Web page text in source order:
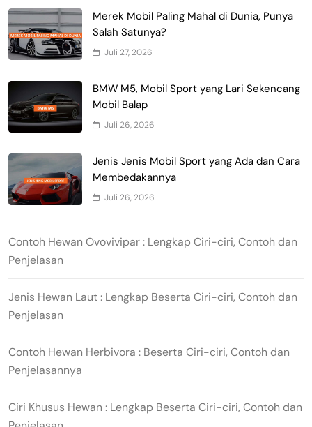
Merek Mobil Paling Mahal di Dunia, Punya
Salah Satunya?
Juli 27, 2026
BMW M5, Mobil Sport yang Lari Sekencang
Mobil Balap
Juli 26, 2026
Jenis Jenis Mobil Sport yang Ada dan Cara
Membedakannya
Juli 26, 2026
Contoh Hewan Ovovivipar : Lengkap Ciri-ciri, Contoh dan
Penjelasan
Jenis Hewan Laut : Lengkap Beserta Ciri-ciri, Contoh dan
Penjelasan
Contoh Hewan Herbivora : Beserta Ciri-ciri, Contoh dan
Penjelasannya
Ciri Khusus Hewan : Lengkap Beserta Ciri-ciri, Contoh dan